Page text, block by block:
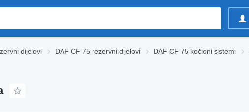
dijelovi DAF CF 75 rezervni dijelovi DAF CF 75 kočioni sistemi